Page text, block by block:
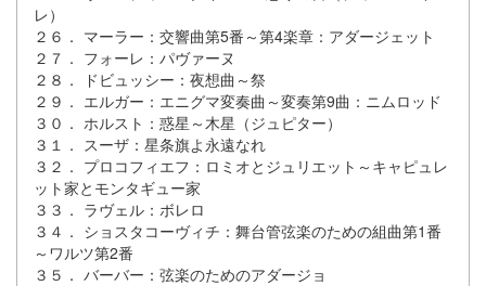
レ）
２６． マーラー：交響曲第5番～第4楽章：アダージェット
２７． フォーレ：パヴァーヌ
２８． ドビュッシー：夜想曲～祭
２９． エルガー：エニグマ変奏曲～変奏第9曲：ニムロッド
３０． ホルスト：惑星～木星（ジュピター）
３１． スーザ：星条旗よ永遠なれ
３２． プロコフィエフ：ロミオとジュリエット～キャピュレ
ット家とモンタギュー家
３３． ラヴェル：ボレロ
３４． ショスタコーヴィチ：舞台管弦楽のための組曲第1番
～ワルツ第2番
３５． バーバー：弦楽のためのアダージョ